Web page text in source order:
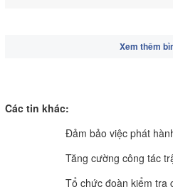
Xem thêm
Các tin khác:
Đảm bảo việc phát
Tăng cường công tác
Tổ chức đoàn kiểm tra